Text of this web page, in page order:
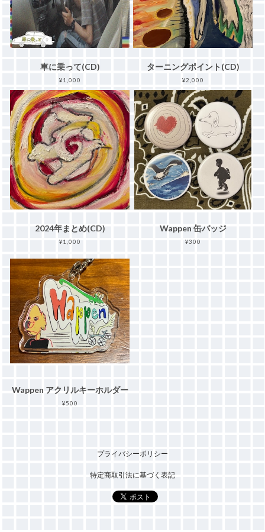
車に乗って(CD)
¥1,000
ターニングポイント(CD)
¥2,000
2024年まとめ(CD)
¥1,000
Wappen 缶バッジ
¥300
Wappen アクリルキーホルダー
¥500
プライバシーポリシー
特定商取引法に基づく表記